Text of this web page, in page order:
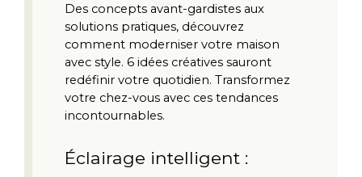
Des concepts avant-gardistes aux
solutions pratiques, découvrez
comment moderniser votre maison
avec style. 6 idées créatives sauront
redéfinir votre quotidien. Transformez
votre chez-vous avec ces tendances
incontournables.
Éclairage intelligent :